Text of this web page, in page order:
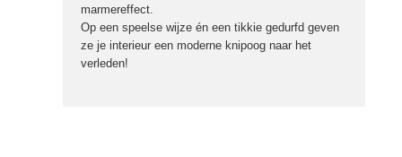
marmereffect.
Op een speelse wijze én een tikkie gedurfd geven
ze je interieur een moderne knipoog naar het
verleden!